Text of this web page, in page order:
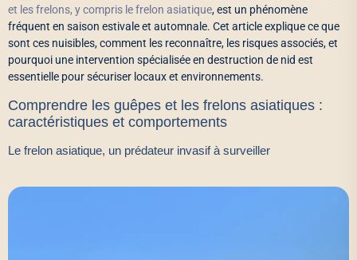
et les frelons, y compris le frelon asiatique, est un phénomène
fréquent en saison estivale et automnale. Cet article explique ce que
sont ces nuisibles, comment les reconnaître, les risques associés, et
pourquoi une intervention spécialisée en destruction de nid est
essentielle pour sécuriser locaux et environnements.
Comprendre les guêpes et les frelons asiatiques :
caractéristiques et comportements
Le frelon asiatique, un prédateur invasif à surveiller